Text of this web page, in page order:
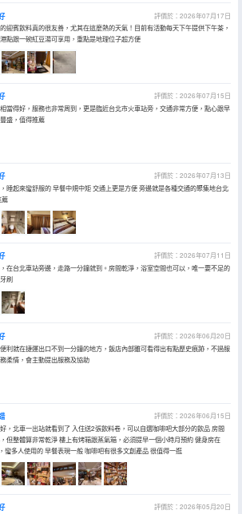
評價於：2026年07月17日
迎賓飲料真的很友善，尤其在這麼熱的天氣！目前有活動每天下午提供下午茶，
點跟一碗紅豆湯可享用，重點是地理位子超方便
評價於：2026年07月15日
當得好，服務也非常周到，更是臨近台北市火車站旁，交通非常方便，點心跟早
盛，值得推薦
評價於：2026年07月13日
睡起來蠻舒服的 早餐中規中矩 交通上更是方便 旁邊就是各種交通的聚集地台北
薦
評價於：2026年07月11日
在台北車站旁邊，走路一分鐘就到。房間乾淨，浴室空間也可以，唯一要不足的
刷
評價於：2026年06月20日
利就在捷運出口不到一分鐘的地方，飯店內部雖可看得出有點歷史痕跡，不過服
柔情，會主動提出服務及協助
評價於：2026年06月15日
，北車一出站就看到了 入住送2張飲料卷，可以自選咖啡吧大部分的飲品 房間
但整體算非常乾淨 樓上有烤箱跟蒸氣箱，必須提早一個小時月預約 健身房在
蠻多人使用的 早餐表現一般 咖啡吧有很多文創產品 很值得一逛
評價於：2026年05月20日